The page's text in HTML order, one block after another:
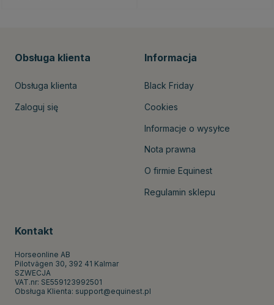
Obsługa klienta
Obsługa klienta
Zaloguj się
Informacja
Black Friday
Cookies
Informacje o wysyłce
Nota prawna
O firmie Equinest
Regulamin sklepu
Kontakt
Horseonline AB
Pilotvägen 30, 392 41 Kalmar
SZWECJA
VAT.nr: SE559123992501
Obsługa Klienta: support@equinest.pl